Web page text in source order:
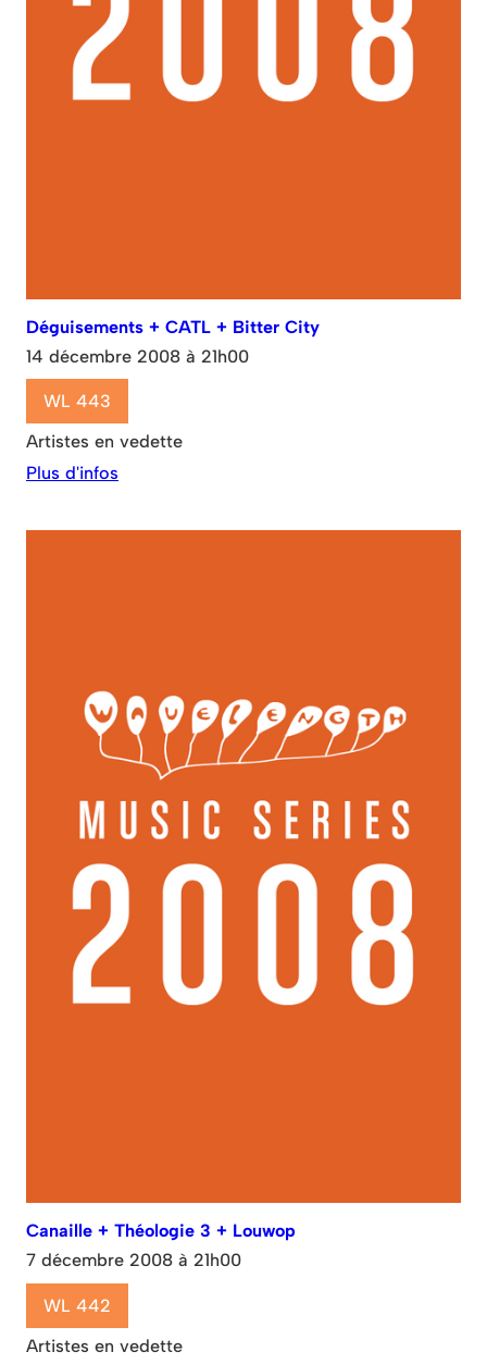
Déguisements + CATL + Bitter City
14 décembre 2008 à 21h00
WL 443
Artistes en vedette
Plus d'infos
Canaille + Théologie 3 + Louwop
7 décembre 2008 à 21h00
WL 442
Artistes en vedette